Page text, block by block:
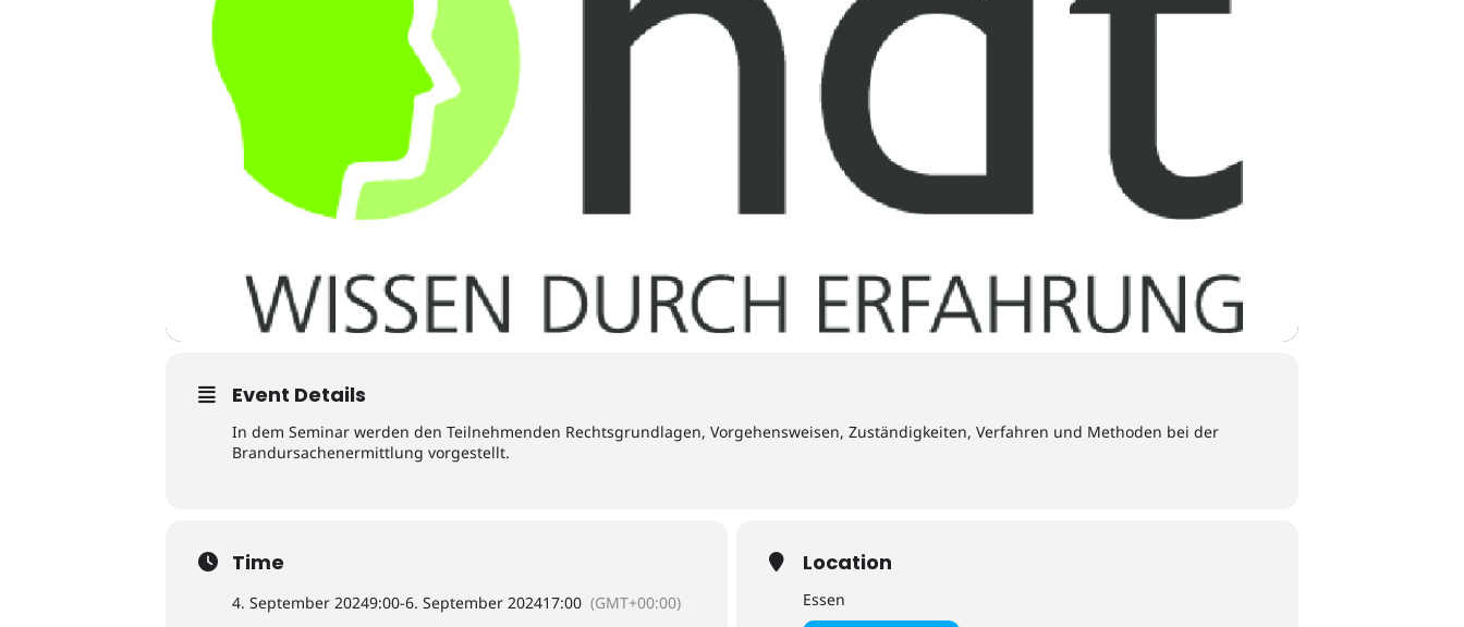
Event Details
In dem Seminar werden den Teilnehmenden Rechtsgrundlagen, Vorgehensweisen, Zuständigkeiten, Verfahren und Methoden bei der
Brandursachenermittlung vorgestellt.
Time
4. September 20249:00-6. September 202417:00 (GMT+00:00)
Location
Essen